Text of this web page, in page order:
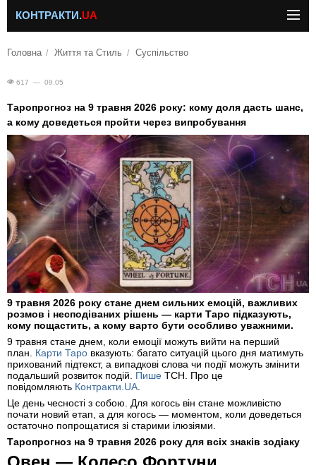
КОНТРАКТИ.UA
Головна Життя та Стиль Суспільство
617 — 09.05
Таропрогноз на 9 травня 2026 року: кому доля дасть шанс,
а кому доведеться пройти через випробування
9 травня 2026 року стане днем сильних емоцій, важливих
розмов і несподіваних рішень — карти Таро підказують,
кому пощастить, а кому варто бути особливо уважними.
9 травня стане днем, коли емоції можуть вийти на перший
план. Карти Таро вказують: багато ситуацій цього дня матимуть
прихований підтекст, а випадкові слова чи події можуть змінити
подальший розвиток подій. Пише ТСН. Про це
повідомляють Контракти.UA.
Це день чесності з собою. Для когось він стане можливістю
почати новий етап, а для когось — моментом, коли доведеться
остаточно попрощатися зі старими ілюзіями.
Таропрогноз на 9 травня 2026 року для всіх знаків зодіаку